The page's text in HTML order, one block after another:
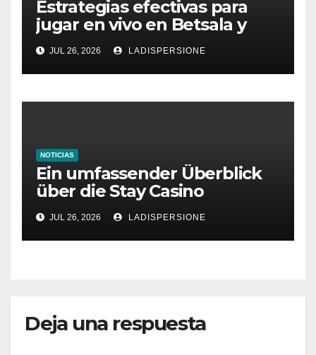
Estrategias efectivas para
jugar en vivo en Betsala y
aumentar tus ganancias
JUL 26, 2026 LADISPERSIONE
NOTICIAS
Ein umfassender Überblick
über die Stay Casino
Bonusbedingungen
JUL 26, 2026 LADISPERSIONE
Deja una respuesta